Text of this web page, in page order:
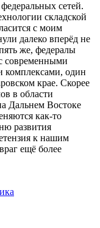
сетей.
складской
с моим
далеко вперёд не
же, федералы
современными
комплексами, один
крае. Скорее
в области
Дальнем Востоке
как-то
развития
к нашим
ещё более